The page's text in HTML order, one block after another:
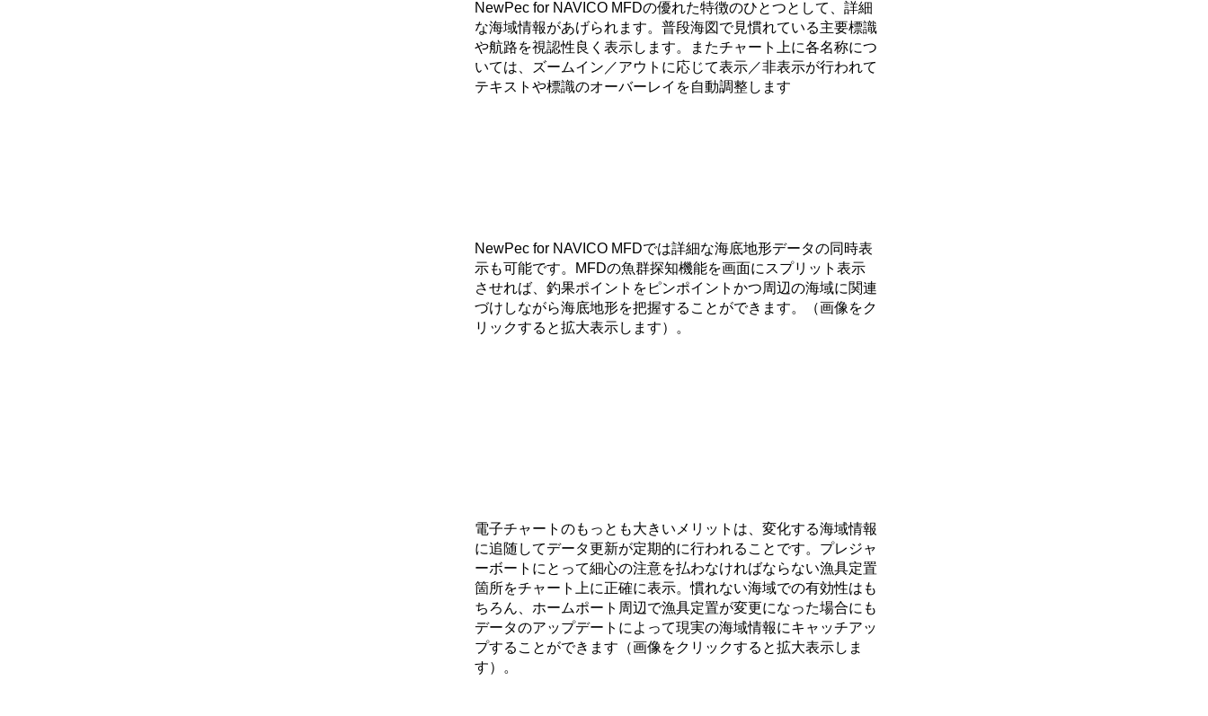
NewPec for NAVICO MFDの優れた特徴のひとつとして、詳細
な海域情報があげられます。普段海図で見慣れている主要標識
や航路を視認性良く表示します。またチャート上に各名称につ
いては、ズームイン／アウトに応じて表示／非表示が行われて
テキストや標識のオーバーレイを自動調整します
NewPec for NAVICO MFDでは詳細な海底地形データの同時表
示も可能です。MFDの魚群探知機能を画面にスプリット表示
させれば、釣果ポイントをピンポイントかつ周辺の海域に関連
づけしながら海底地形を把握することができます。（画像をク
リックすると拡大表示します）。
電子チャートのもっとも大きいメリットは、変化する海域情報
に追随してデータ更新が定期的に行われることです。プレジャ
ーボートにとって細心の注意を払わなければならない漁具定置
箇所をチャート上に正確に表示。慣れない海域での有効性はも
ちろん、ホームポート周辺で漁具定置が変更になった場合にも
データのアップデートによって現実の海域情報にキャッチアッ
プすることができます（画像をクリックすると拡大表示しま
す）。